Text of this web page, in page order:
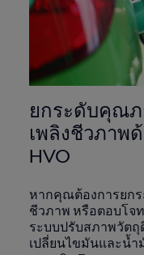
ยกระดับคุณภ
เพลิงชีวภาพ
HVO
หากคุณต้องการยก
ชีวภาพ หรือตอบโ
ระบบปรับสภาพวัตถุ
เปลี่ยนไขมันและน้